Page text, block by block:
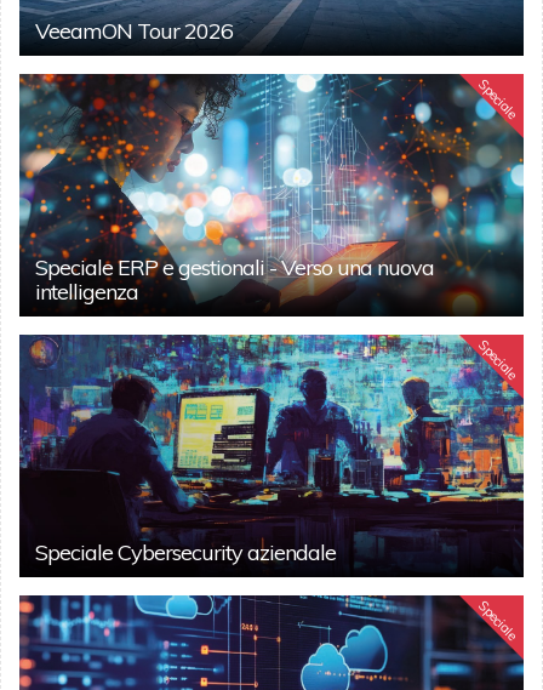
VeeamON Tour 2026
Speciale
Speciale ERP e gestionali - Verso una nuova
intelligenza
Speciale
Speciale Cybersecurity aziendale
Speciale